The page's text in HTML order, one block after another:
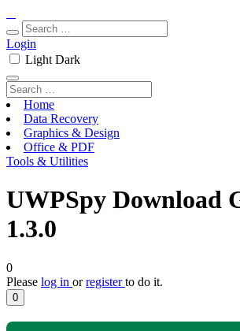
Login
Light Dark
Home
Data Recovery
Graphics & Design
Office & PDF
Tools & Utilities
UWPSpy Download
1.3.0
0
Please log in orregisterto do it.
0